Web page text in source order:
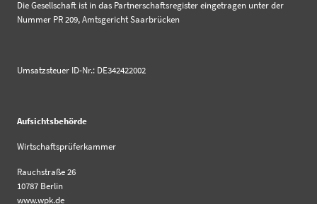
Die Gesellschaft ist in das Partnerschaftsregister eingetragen unter der
Nummer PR 209, Amtsgericht Saarbrücken
Umsatzsteuer ID-Nr.: DE342422002
Aufsichtsbehörde
Wirtschaftsprüferkammer
Rauchstraße 26
10787 Berlin
www.wpk.de